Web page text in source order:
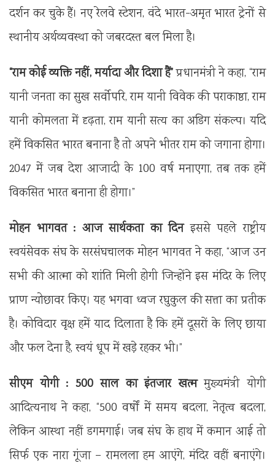
दर्शन कर चुके हैं। नए रेलवे स्टेशन, वंदे भारत-अमृत भारत ट्रेनों से
स्थानीय अर्थव्यवस्था को जबरदस्त बल मिला है।
“राम कोई व्यक्ति नहीं, मर्यादा और दिशा हैं”प्रधानमंत्री ने कहा, “राम
यानी जनता का सुख सर्वोपरि, राम यानी विवेक की पराकाष्ठा, राम
यानी कोमलता में दृढ़ता, राम यानी सत्य का अडिग संकल्प। यदि
हमें विकसित भारत बनाना है तो अपने भीतर राम को जगाना होगा।
2047 में जब देश आजादी के 100 वर्ष मनाएगा, तब तक हमें
विकसित भारत बनाना ही होगा।”
मोहन भागवत : आज सार्थकता का दिनइससे पहले राष्ट्रीय
स्वयंसेवक संघ के सरसंघचालक मोहन भागवत ने कहा, “आज उन
सभी की आत्मा को शांति मिली होगी जिन्होंने इस मंदिर के लिए
प्राण न्योछावर किए। यह भगवा ध्वज रघुकुल की सत्ता का प्रतीक
है। कोविदार वृक्ष हमें याद दिलाता है कि हमें दूसरों के लिए छाया
और फल देना है, स्वयं धूप में खड़े रहकर भी।”
सीएम योगी : 500 साल का इंतजार खत्ममुख्यमंत्री योगी
आदित्यनाथ ने कहा, “500 वर्षों में समय बदला, नेतृत्व बदला,
लेकिन आस्था नहीं डगमगाई। जब संघ के हाथ में कमान आई तो
सिर्फ एक नारा गूंजा – रामलला हम आएंगे, मंदिर वहीं बनाएंगे।